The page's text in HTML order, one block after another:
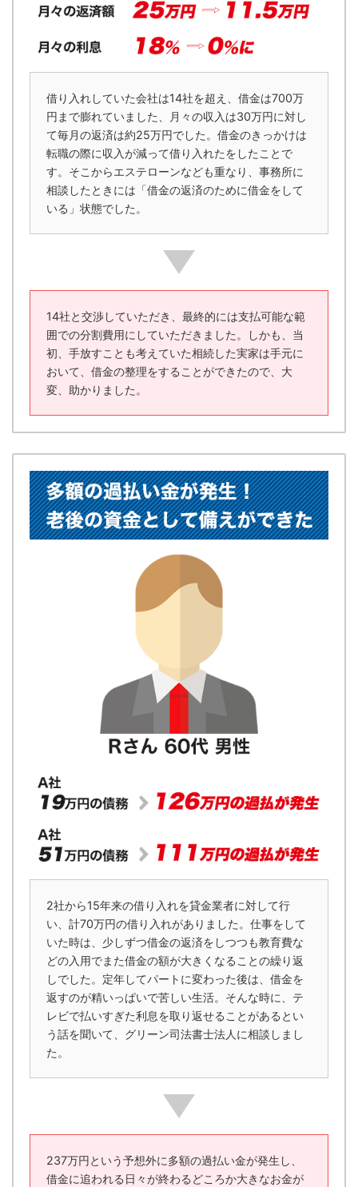
借り入れしていた会社は14社を超え、借金は700万
円まで膨れていました、月々の収入は30万円に対し
て毎月の返済は約25万円でした。借金のきっかけは
転職の際に収入が減って借り入れたをしたことで
す。そこからエステローンなども重なり、事務所に
相談したときには「借金の返済のために借金をして
いる」状態でした。
14社と交渉していただき、最終的には支払可能な範
囲での分割費用にしていただきました。しかも、当
初、手放すことも考えていた相続した実家は手元に
おいて、借金の整理をすることができたので、大
変、助かりました。
2社から15年来の借り入れを貸金業者に対して行
い、計70万円の借り入れがありました。仕事をして
いた時は、少しずつ借金の返済をしつつも教育費な
どの入用でまた借金の額が大きくなることの繰り返
しでした。定年してパートに変わった後は、借金を
返すのが精いっぱいで苦しい生活。そんな時に、テ
レビで払いすぎた利息を取り返せることがあるとい
う話を聞いて、グリーン司法書士法人に相談しまし
た。
237万円という予想外に多額の過払い金が発生し、
借金に追われる日々が終わるどころか大きなお金が